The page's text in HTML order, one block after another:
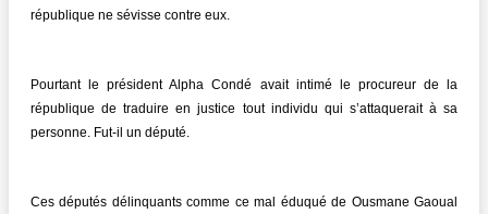
république ne sévisse contre eux.
Pourtant le président Alpha Condé avait intimé le procureur de la
république de traduire en justice tout individu qui s’attaquerait à sa
personne. Fut-il un député.
Ces députés délinquants comme ce mal éduqué de Ousmane Gaoual